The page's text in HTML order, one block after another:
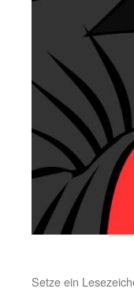
Setze ein